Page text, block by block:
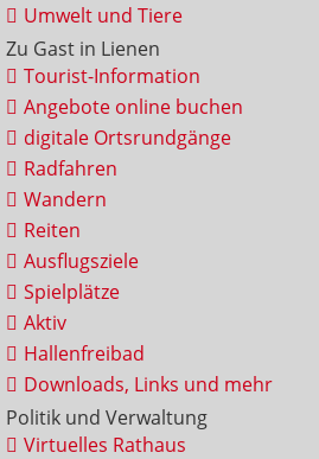
Umwelt und Tiere
Zu Gast in Lienen
Tourist-Information
Angebote online buchen
digitale Ortsrundgänge
Radfahren
Wandern
Reiten
Ausflugsziele
Spielplätze
Aktiv
Hallenfreibad
Downloads, Links und mehr
Politik und Verwaltung
Virtuelles Rathaus